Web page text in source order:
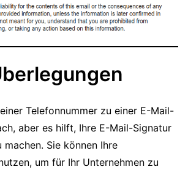
Telefonnummer zu einer E-Mail-
aber es hilft, Ihre E-Mail-Signatur
Sie können Ihre
um für Ihr Unternehmen zu